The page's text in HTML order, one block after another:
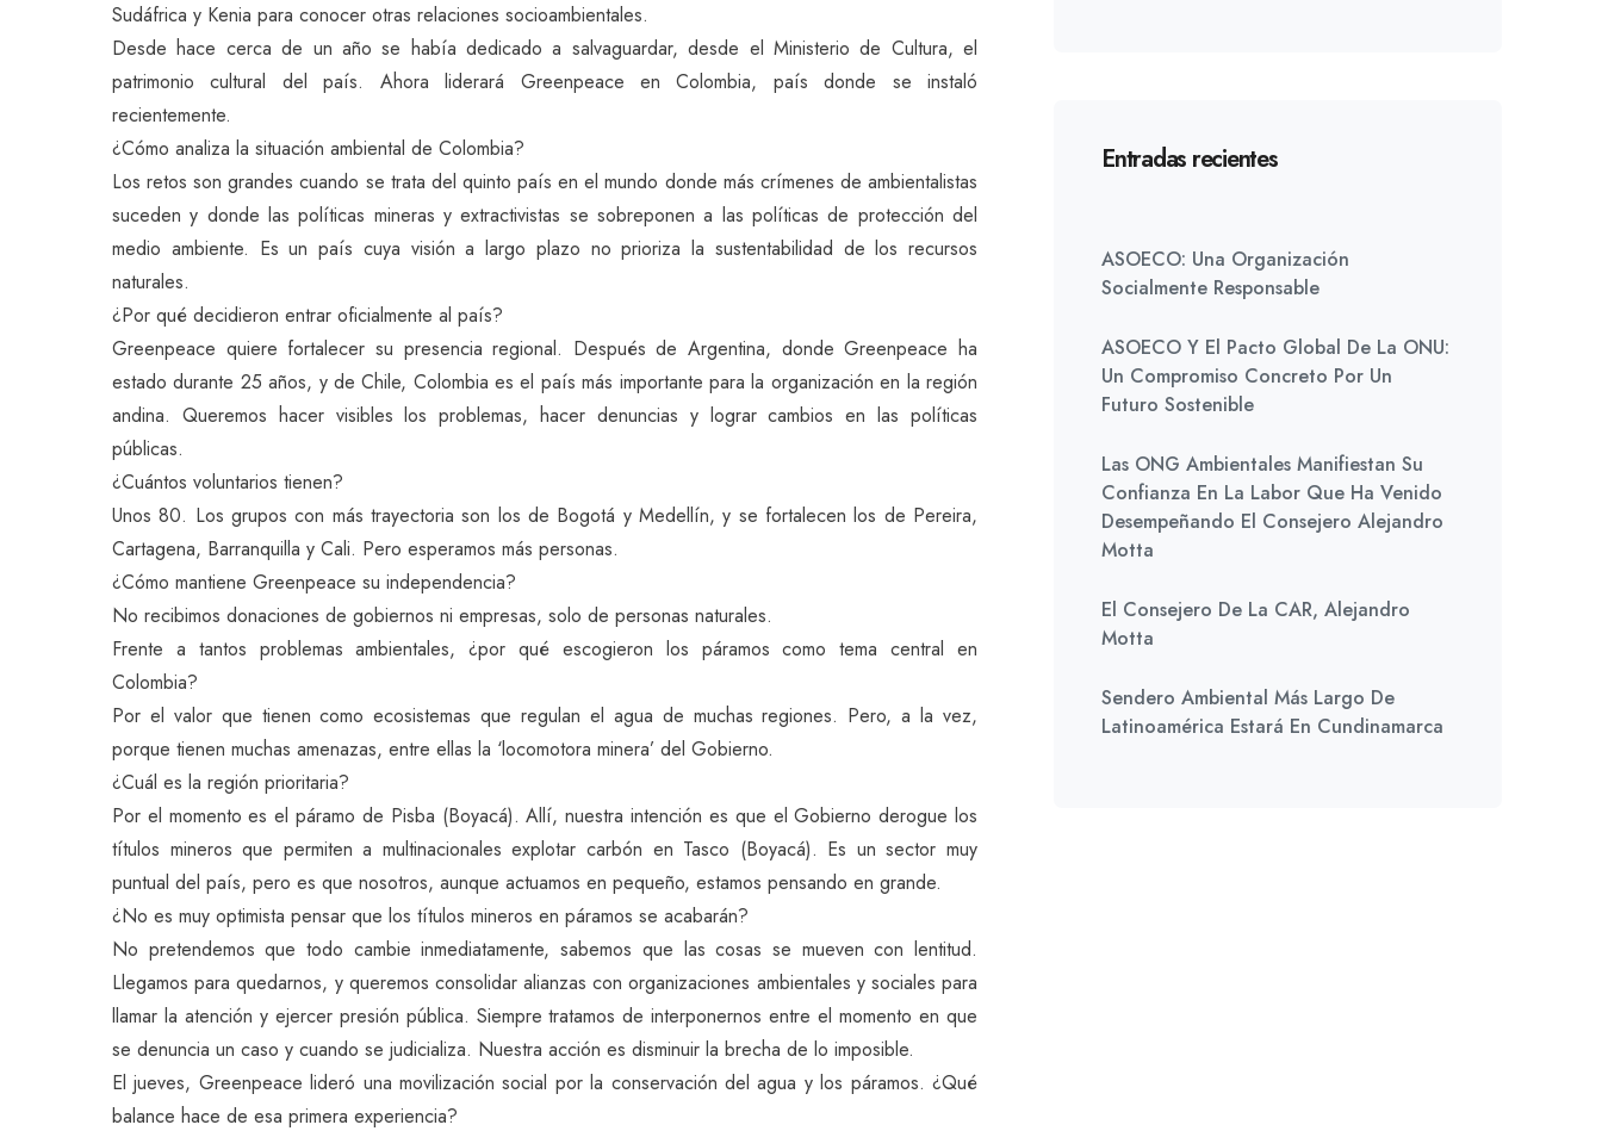
Sudáfrica y Kenia para conocer otras relaciones socioambientales.
Desde hace cerca de un año se había dedicado a salvaguardar, desde el Ministerio de Cultura, el
patrimonio cultural del país. Ahora liderará Greenpeace en Colombia, país donde se instaló
recientemente.
¿Cómo analiza la situación ambiental de Colombia?
Los retos son grandes cuando se trata del quinto país en el mundo donde más crímenes de ambientalistas
suceden y donde las políticas mineras y extractivistas se sobreponen a las políticas de protección del
medio ambiente. Es un país cuya visión a largo plazo no prioriza la sustentabilidad de los recursos
naturales.
¿Por qué decidieron entrar oficialmente al país?
Greenpeace quiere fortalecer su presencia regional. Después de Argentina, donde Greenpeace ha
estado durante 25 años, y de Chile, Colombia es el país más importante para la organización en la región
andina. Queremos hacer visibles los problemas, hacer denuncias y lograr cambios en las políticas
públicas.
¿Cuántos voluntarios tienen?
Unos 80. Los grupos con más trayectoria son los de Bogotá y Medellín, y se fortalecen los de Pereira,
Cartagena, Barranquilla y Cali. Pero esperamos más personas.
¿Cómo mantiene Greenpeace su independencia?
No recibimos donaciones de gobiernos ni empresas, solo de personas naturales.
Frente a tantos problemas ambientales, ¿por qué escogieron los páramos como tema central en
Colombia?
Por el valor que tienen como ecosistemas que regulan el agua de muchas regiones. Pero, a la vez,
porque tienen muchas amenazas, entre ellas la ‘locomotora minera’ del Gobierno.
¿Cuál es la región prioritaria?
Por el momento es el páramo de Pisba (Boyacá). Allí, nuestra intención es que el Gobierno derogue los
títulos mineros que permiten a multinacionales explotar carbón en Tasco (Boyacá). Es un sector muy
puntual del país, pero es que nosotros, aunque actuamos en pequeño, estamos pensando en grande.
¿No es muy optimista pensar que los títulos mineros en páramos se acabarán?
No pretendemos que todo cambie inmediatamente, sabemos que las cosas se mueven con lentitud.
Llegamos para quedarnos, y queremos consolidar alianzas con organizaciones ambientales y sociales para
llamar la atención y ejercer presión pública. Siempre tratamos de interponernos entre el momento en que
se denuncia un caso y cuando se judicializa. Nuestra acción es disminuir la brecha de lo imposible.
El jueves, Greenpeace lideró una movilización social por la conservación del agua y los páramos. ¿Qué
balance hace de esa primera experiencia?
Entradas recientes
ASOECO: Una Organización
Socialmente Responsable
ASOECO Y El Pacto Global De La ONU:
Un Compromiso Concreto Por Un
Futuro Sostenible
Las ONG Ambientales Manifiestan Su
Confianza En La Labor Que Ha Venido
Desempeñando El Consejero Alejandro
Motta
El Consejero De La CAR, Alejandro
Motta
Sendero Ambiental Más Largo De
Latinoamérica Estará En Cundinamarca